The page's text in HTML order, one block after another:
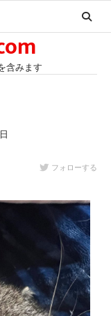
含みます
フォローする